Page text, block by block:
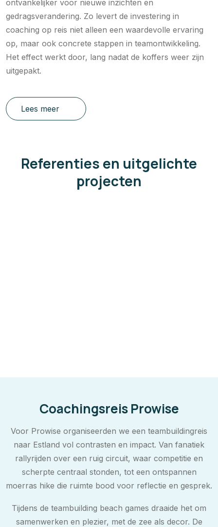
ontvankelijker voor nieuwe inzichten en
gedragsverandering. Zo levert de investering in
coaching op reis niet alleen een waardevolle ervaring
op, maar ook concrete stappen in teamontwikkeling.
Het effect werkt door, lang nadat de koffers weer zijn
uitgepakt.
Lees meer
Referenties en uitgelichte
projecten
Coachingsreis Prowise
Voor Prowise organiseerden we een teambuildingreis
naar Estland vol contrasten en impact. Van fanatiek
rallyrijden over een ruig circuit, waar competitie en
scherpte centraal stonden, tot een ontspannen
moerras hike die ruimte bood voor reflectie en gesprek.
Tijdens de teambuilding beach games draaide het om
samenwerken en plezier, met de zee als decor. De